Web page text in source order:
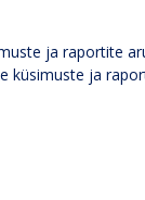
ja raportite
küsimuste ja